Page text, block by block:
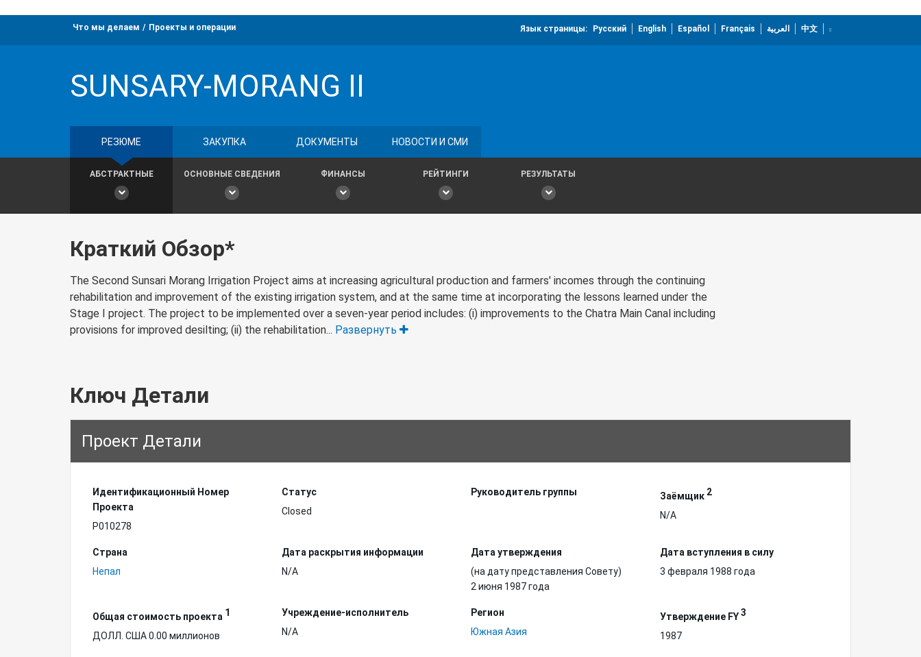
Что мы делаем Проекты и операции Язык страницы: Русский English Español Français العربية 中文
SUNSARY-MORANG II
РЕЗЮМЕ ЗАКУПКА ДОКУМЕНТЫ НОВОСТИ И СМИ
АБСТРАКТНЫЕ ОСНОВНЫЕ СВЕДЕНИЯ ФИНАНСЫ РЕЙТИНГИ РЕЗУЛЬТАТЫ
Краткий Обзор*
The Second Sunsari Morang Irrigation Project aims at increasing agricultural production and farmers' incomes through the continuing
rehabilitation and improvement of the existing irrigation system, and at the same time at incorporating the lessons learned under the
Stage I project. The project to be implemented over a seven-year period includes: (i) improvements to the Chatra Main Canal including
provisions for improved desilting; (ii) the rehabilitation... Развернуть
Ключ Детали
Проект Детали
Идентификационный Hомер
Проекта
P010278
Статус
Closed
Руководитель группы Заёмщик 2
N/A
Страна
Непал
Дата раскрытия информации
N/A
Дата утверждения
(на дату представления Совету)
2 июня 1987 года
Дата вступления в силу
3 февраля 1988 года
Общая стоимость проекта 1
ДОЛЛ. США 0.00 миллионов
Учреждение-исполнитель
N/A
Регион
Южная Азия
Утверждение FY3
1987